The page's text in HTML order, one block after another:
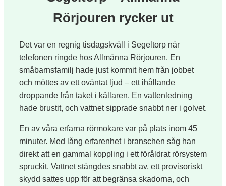
Rörjouren rycker ut
Det var en regnig tisdagskväll i Segeltorp när
telefonen ringde hos Allmänna Rörjouren. En
småbarnsfamilj hade just kommit hem från jobbet
och möttes av ett oväntat ljud – ett ihållande
droppande från taket i källaren. En vattenledning
hade brustit, och vattnet sipprade snabbt ner i golvet.
En av våra erfarna rörmokare var på plats inom 45
minuter. Med lång erfarenhet i branschen såg han
direkt att en gammal koppling i ett föråldrat rörsystem
spruckit. Vattnet stängdes snabbt av, ett provisoriskt
skydd sattes upp för att begränsa skadorna, och